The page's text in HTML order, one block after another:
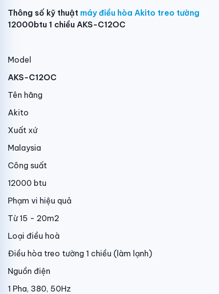
Thông số kỹ thuật máy điều hòa Akito treo tường
12000btu 1 chiều AKS-C12OC
Model
AKS-C12OC
Tên hãng
Akito
Xuất xứ
Malaysia
Công suất
12000 btu
Phạm vi hiệu quả
Từ 15 - 20m2
Loại điều hoà
Điều hòa treo tường 1 chiều (làm lạnh)
Nguồn điện
1 Pha, 380, 50Hz